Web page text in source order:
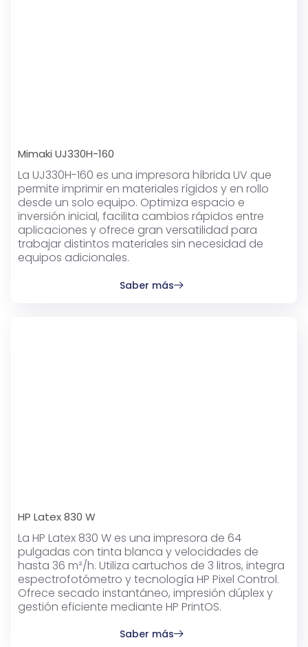
Mimaki UJ330H-160
La UJ330H-160 es una impresora híbrida UV que
permite imprimir en materiales rígidos y en rollo
desde un solo equipo. Optimiza espacio e
inversión inicial, facilita cambios rápidos entre
aplicaciones y ofrece gran versatilidad para
trabajar distintos materiales sin necesidad de
equipos adicionales.
Saber más
HP Latex 830 W
La HP Latex 830 W es una impresora de 64
pulgadas con tinta blanca y velocidades de
hasta 36 m²/h. Utiliza cartuchos de 3 litros, integra
espectrofotómetro y tecnología HP Pixel Control.
Ofrece secado instantáneo, impresión dúplex y
gestión eficiente mediante HP PrintOS.
Saber más